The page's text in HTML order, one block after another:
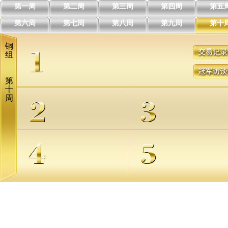
第一周 第二周 第三周 第四周 第五
第六周 第七周 第八周 第九周 第十
铜
组
第
十
周